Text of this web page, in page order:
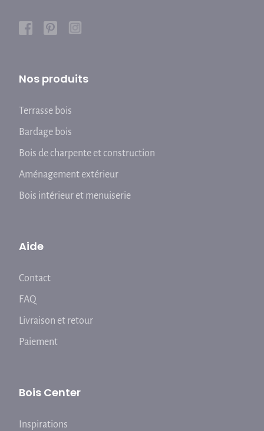
Nos produits
Terrasse bois
Bardage bois
Bois de charpente et construction
Aménagement extérieur
Bois intérieur et menuiserie
Aide
Contact
FAQ
Livraison et retour
Paiement
Bois Center
Inspirations